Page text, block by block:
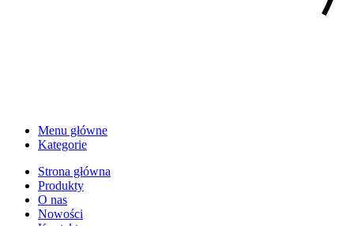
Menu główne
Kategorie
Strona główna
Produkty
O nas
Nowości